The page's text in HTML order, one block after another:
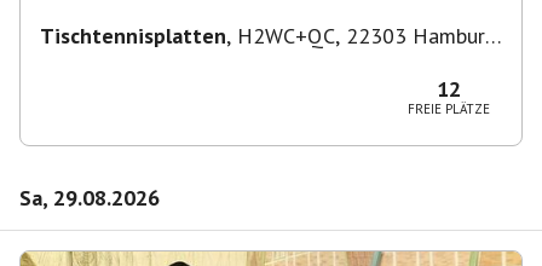
Tischtennisplatten, H2WC+QC, 22303 Hamburg,
12
FREIE PLÄTZE
Sa, 29.08.2026